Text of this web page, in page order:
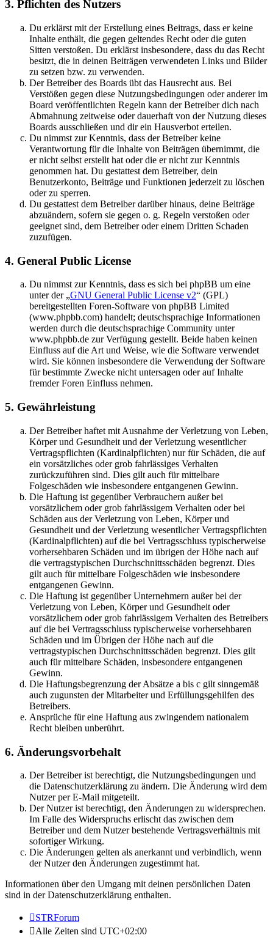
3. Pflichten des Nutzers
Du erklärst mit der Erstellung eines Beitrags, dass er keine
Inhalte enthält, die gegen geltendes Recht oder die guten
Sitten verstoßen. Du erklärst insbesondere, dass du das Recht
besitzt, die in deinen Beiträgen verwendeten Links und Bilder
zu setzen bzw. zu verwenden.
Der Betreiber des Boards übt das Hausrecht aus. Bei
Verstößen gegen diese Nutzungsbedingungen oder anderer im
Board veröffentlichten Regeln kann der Betreiber dich nach
Abmahnung zeitweise oder dauerhaft von der Nutzung dieses
Boards ausschließen und dir ein Hausverbot erteilen.
Du nimmst zur Kenntnis, dass der Betreiber keine
Verantwortung für die Inhalte von Beiträgen übernimmt, die
er nicht selbst erstellt hat oder die er nicht zur Kenntnis
genommen hat. Du gestattest dem Betreiber, dein
Benutzerkonto, Beiträge und Funktionen jederzeit zu löschen
oder zu sperren.
Du gestattest dem Betreiber darüber hinaus, deine Beiträge
abzuändern, sofern sie gegen o. g. Regeln verstoßen oder
geeignet sind, dem Betreiber oder einem Dritten Schaden
zuzufügen.
4. General Public License
Du nimmst zur Kenntnis, dass es sich bei phpBB um eine
unter der „GNU General Public License v2“ (GPL)
bereitgestellten Foren-Software von phpBB Limited
(www.phpbb.com) handelt; deutschsprachige Informationen
werden durch die deutschsprachige Community unter
www.phpbb.de zur Verfügung gestellt. Beide haben keinen
Einfluss auf die Art und Weise, wie die Software verwendet
wird. Sie können insbesondere die Verwendung der Software
für bestimmte Zwecke nicht untersagen oder auf Inhalte
fremder Foren Einfluss nehmen.
5. Gewährleistung
Der Betreiber haftet mit Ausnahme der Verletzung von Leben,
Körper und Gesundheit und der Verletzung wesentlicher
Vertragspflichten (Kardinalpflichten) nur für Schäden, die auf
ein vorsätzliches oder grob fahrlässiges Verhalten
zurückzuführen sind. Dies gilt auch für mittelbare
Folgeschäden wie insbesondere entgangenen Gewinn.
Die Haftung ist gegenüber Verbrauchern außer bei
vorsätzlichem oder grob fahrlässigem Verhalten oder bei
Schäden aus der Verletzung von Leben, Körper und
Gesundheit und der Verletzung wesentlicher Vertragspflichten
(Kardinalpflichten) auf die bei Vertragsschluss typischerweise
vorhersehbaren Schäden und im übrigen der Höhe nach auf
die vertragstypischen Durchschnittsschäden begrenzt. Dies
gilt auch für mittelbare Folgeschäden wie insbesondere
entgangenen Gewinn.
Die Haftung ist gegenüber Unternehmern außer bei der
Verletzung von Leben, Körper und Gesundheit oder
vorsätzlichem oder grob fahrlässigem Verhalten des Betreibers
auf die bei Vertragsschluss typischerweise vorhersehbaren
Schäden und im Übrigen der Höhe nach auf die
vertragstypischen Durchschnittsschäden begrenzt. Dies gilt
auch für mittelbare Schäden, insbesondere entgangenen
Gewinn.
Die Haftungsbegrenzung der Absätze a bis c gilt sinngemäß
auch zugunsten der Mitarbeiter und Erfüllungsgehilfen des
Betreibers.
Ansprüche für eine Haftung aus zwingendem nationalem
Recht bleiben unberührt.
6. Änderungsvorbehalt
Der Betreiber ist berechtigt, die Nutzungsbedingungen und
die Datenschutzerklärung zu ändern. Die Änderung wird dem
Nutzer per E-Mail mitgeteilt.
Der Nutzer ist berechtigt, den Änderungen zu widersprechen.
Im Falle des Widerspruchs erlischt das zwischen dem
Betreiber und dem Nutzer bestehende Vertragsverhältnis mit
sofortiger Wirkung.
Die Änderungen gelten als anerkannt und verbindlich, wenn
der Nutzer den Änderungen zugestimmt hat.
Informationen über den Umgang mit deinen persönlichen Daten
sind in der Datenschutzerklärung enthalten.
STRForum
Alle Zeiten sind UTC+02:00